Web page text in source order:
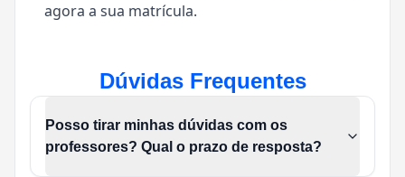
agora a sua matrícula.
Dúvidas Frequentes
Posso tirar minhas dúvidas com os
professores? Qual o prazo de resposta?